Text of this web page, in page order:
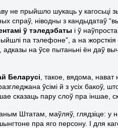
прыйшло шукаць у кагосьці
спраў, ніводны з кандыдатаў
ў тэледэбаты і ў
па тэлефоне”, а на
адказы на ўсе пытаньні ён даў
Беларусі , такое, вядома,
ўсімі й з усіх бакоў,
сказаць пару слоў пра іншае,
Штатам, маўляў, глядзіце: у
пра яго персону. І для